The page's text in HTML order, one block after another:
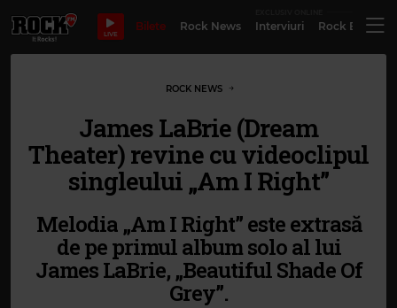
LIVE
Bilete Rock News Interviuri Rock
ROCK NEWS
James LaBrie (Dream
Theater) revine cu videoclipul
singleului „Am I Right”
Melodia „Am I Right” este extrasă
de pe primul album solo al lui
James LaBrie, „Beautiful Shade Of
Grey”.